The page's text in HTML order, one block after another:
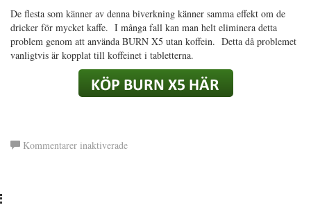
De flesta som känner av denna biverkning känner samma effekt om de
dricker för mycket kaffe. I många fall kan man helt eliminera detta
problem genom att använda BURN X5 utan koffein. Detta då problemet
vanligtvis är kopplat till koffeinet i tabletterna.
Kommentarer inaktiveradeför